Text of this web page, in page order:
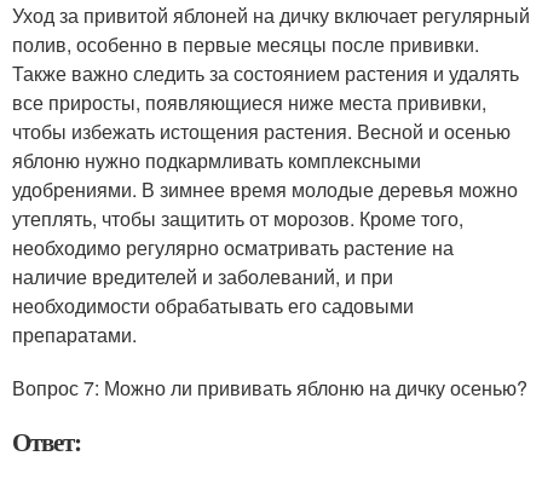
Уход за привитой яблоней на дичку включает регулярный
полив, особенно в первые месяцы после прививки.
Также важно следить за состоянием растения и удалять
все приросты, появляющиеся ниже места прививки,
чтобы избежать истощения растения. Весной и осенью
яблоню нужно подкармливать комплексными
удобрениями. В зимнее время молодые деревья можно
утеплять, чтобы защитить от морозов. Кроме того,
необходимо регулярно осматривать растение на
наличие вредителей и заболеваний, и при
необходимости обрабатывать его садовыми
препаратами.
Вопрос 7: Можно ли прививать яблоню на дичку осенью?
Ответ: